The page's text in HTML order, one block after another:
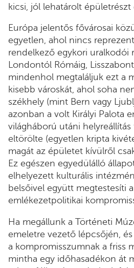
kicsi, jól lehatárolt épületrészt
Európa jelentős fővárosai
egyetlen, ahol nincs
rendelkező egykori uralkodói
Londontól Rómáig,
mindenhol megtaláljuk ezt a
kisebb városkát, ahol soha
székhely (mint Bern vagy
azonban a volt Királyi Palota
világháború utáni helyreállítás
eltörölte (egyetlen kripta
magát az épületet kívülről
Ez egészen egyedülálló
elhelyezett kulturális
belsőivel együtt megtestesíti
emlékezetpolitikai
Ha megállunk a Történeti
emeletre vezető lépcsőjén,
a kompromisszumnak a friss
mintha egy időhasadékon át